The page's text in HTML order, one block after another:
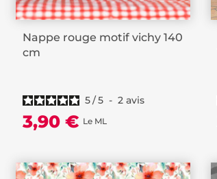
Nappe rouge motif vichy 140
cm
5/5 - 2 avis
3,90 € Le ML